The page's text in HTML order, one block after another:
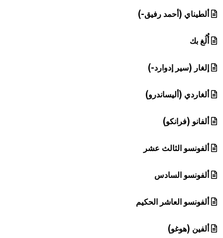
ألطيناي (أحمد رفيق-)
أُلُغ بك
إلغار (سير إدوارد-)
ألغاردي (أليساندرو)
ألفانو (فرانكو)
ألفونسو الثالث عشر
ألفونسو السادس
ألفونسو العاشر الحكيم
ألفين (هوغو)